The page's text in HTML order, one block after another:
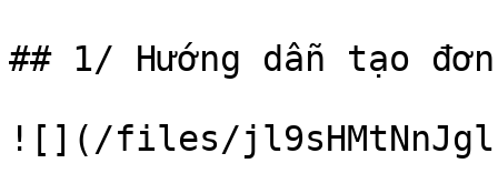
## 1/ Hướng dẫn tạo
![](/files/